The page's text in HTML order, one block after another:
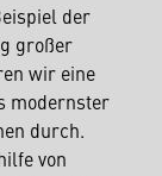
der
großer
wir eine
modernster
durch.
von